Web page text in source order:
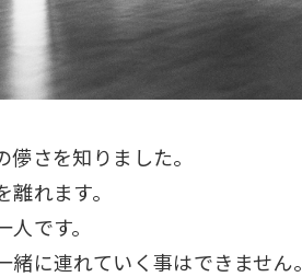
さを知りました。
れます。
です。
に連れていく事はできません。